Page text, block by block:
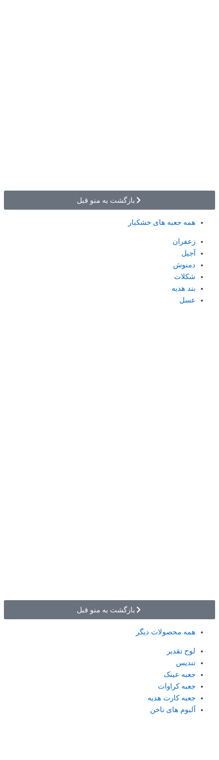
بازگشت به منو قبل
همه جعبه های خشکبار
زعفران
آجیل
دمنوش
شکلات
بند هدیه
عسل
بازگشت به منو قبل
همه محصولات دیگر
لوح تقدیر
تندیس
جعبه عینک
جعبه کراوات
جعبه کارت هدیه
آلبوم های ناخن